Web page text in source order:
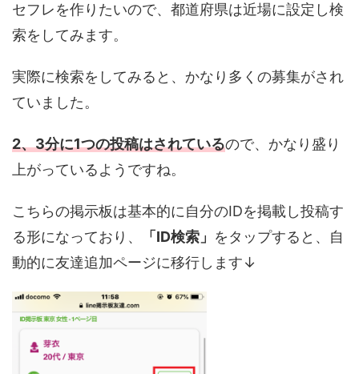
セフレを作りたいので、都道府県は近場に設定し検
索をしてみます。
実際に検索をしてみると、かなり多くの募集がされ
ていました。
2、3分に1つの投稿はされているので、かなり盛り
上がっているようですね。
こちらの掲示板は基本的に自分のIDを掲載し投稿す
る形になっており、
「ID検索」 をタップすると、自
動的に友達追加ページに移行します↓